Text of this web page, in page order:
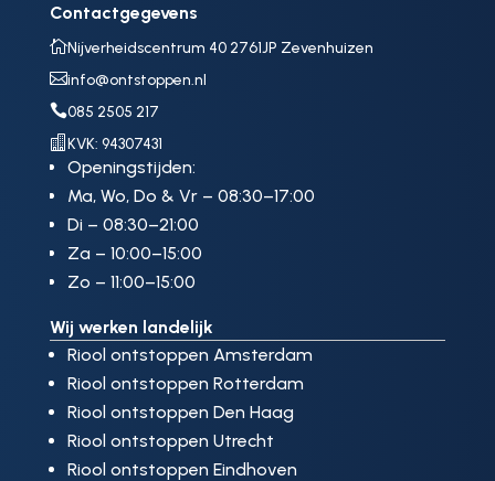
Contactgegevens
Nijverheidscentrum 40 2761JP Zevenhuizen
info@ontstoppen.nl
085 2505 217
 KVK: 94307431
Openingstijden:
Ma, Wo, Do & Vr – 08:30–17:00
Di – 08:30–21:00
Za – 10:00–15:00
Zo – 11:00–15:00
Wij werken landelijk
Riool ontstoppen Amsterdam
Riool ontstoppen Rotterdam
Riool ontstoppen Den Haag
Riool ontstoppen Utrecht
Riool ontstoppen Eindhoven